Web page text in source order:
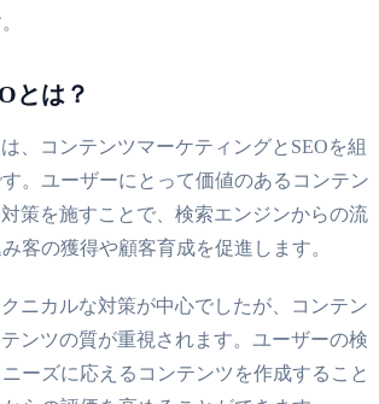
とは？
、コンテンツマーケティングとSEOを組
。ユーザーにとって価値のあるコンテン
策を施すことで、検索エンジンからの流
客の獲得や顧客育成を促進します。
ニカルな対策が中心でしたが、コンテン
ンツの質が重視されます。ユーザーの検
ーズに応えるコンテンツを作成すること